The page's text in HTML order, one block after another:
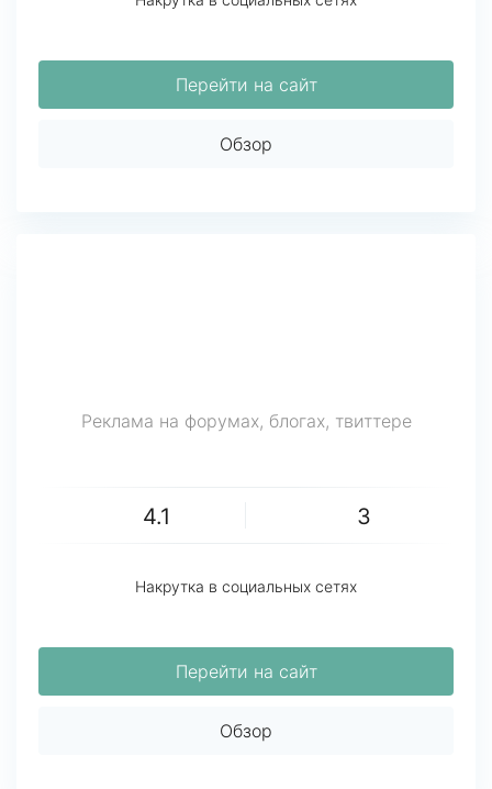
Перейти на сайт
Обзор
Реклама на форумах, блогах, твиттере
4.1 3
Накрутка в социальных сетях
Перейти на сайт
Обзор